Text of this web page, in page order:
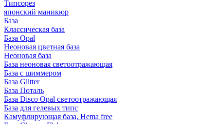
Типсорез
японский маникюр
База
Классическая база
База Opal
Неоновая цветная база
Неоновая база
База неоновая светоотражающая
База с шиммером
База Glitter
База Поталь
База Disco Opal светоотражающая
База для гелевых типс
Камуфлирующая база, Hema free